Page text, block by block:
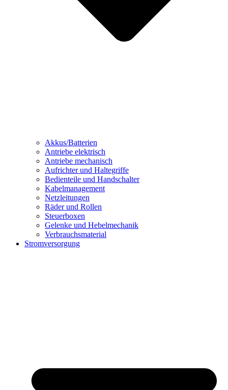
Akkus/Batterien
Antriebe elektrisch
Antriebe mechanisch
Aufrichter und Haltegriffe
Bedienteile und Handschalter
Kabelmanagement
Netzleitungen
Räder und Rollen
Steuerboxen
Gelenke und Hebelmechanik
Verbrauchsmaterial
Stromversorgung